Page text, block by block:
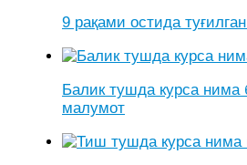
9 рақами остида
Балик тушда курса
малумот